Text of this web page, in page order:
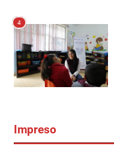
4
Impreso